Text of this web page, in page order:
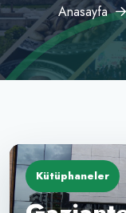
Anasayfa
Kütüphaneler